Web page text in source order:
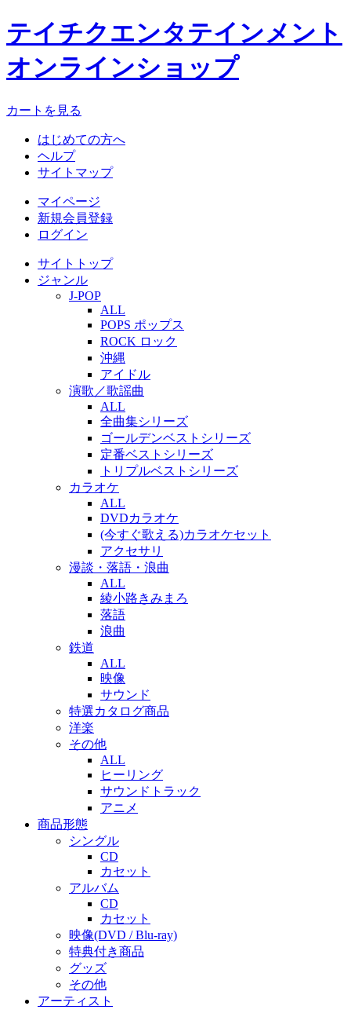
テイチクエンタテインメント
オンラインショップ
カートを見る
はじめての方へ
ヘルプ
サイトマップ
マイページ
新規会員登録
ログイン
サイトトップ
ジャンル
J-POP
ALL
POPS ポップス
ROCK ロック
沖縄
アイドル
演歌／歌謡曲
ALL
全曲集シリーズ
ゴールデンベストシリーズ
定番ベストシリーズ
トリプルベストシリーズ
カラオケ
ALL
DVDカラオケ
(今すぐ歌える)カラオケセット
アクセサリ
漫談・落語・浪曲
ALL
綾小路きみまろ
落語
浪曲
鉄道
ALL
映像
サウンド
特選カタログ商品
洋楽
その他
ALL
ヒーリング
サウンドトラック
アニメ
商品形態
シングル
CD
カセット
アルバム
CD
カセット
映像(DVD / Blu-ray)
特典付き商品
グッズ
その他
アーティスト